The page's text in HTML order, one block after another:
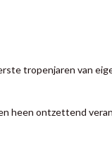
tropenjaren van
heen ontzettend